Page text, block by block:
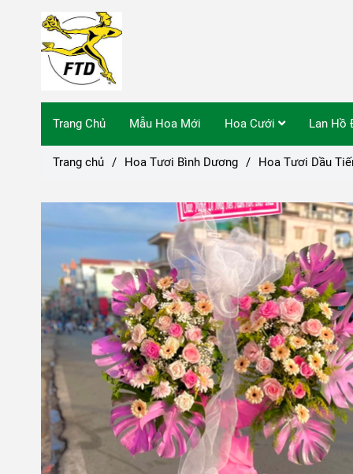
Trang Chủ Mẫu Hoa Mới Hoa Cưới Lan Hồ
Trang chủ / Hoa Tươi Bình Dương / Hoa Tươi Dầu